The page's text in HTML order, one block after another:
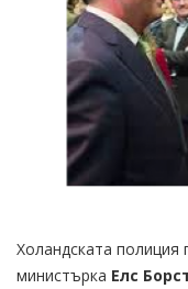
Холандската полиция
министърка Елс